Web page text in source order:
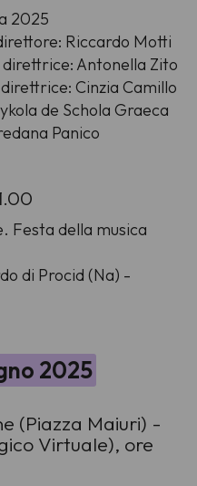
2025
Riccardo Motti
Antonella Zito
Cinzia Camillo
de Schola Graeca
Panico
Festa della musica
di Procid (Na) -
2025
(Piazza Maiuri) -
Virtuale), ore